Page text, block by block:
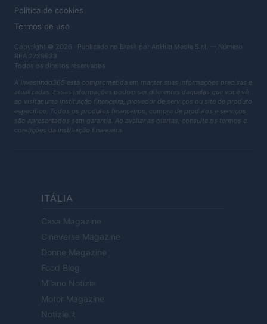
Política de cookies
Termos de uso
Copyright © 2026 · Publicado no Brasil por AdHub Media S.r.l. — Número
REA 2729933
Todos os direitos reservados
A Investindo365 está comprometida em manter suas informações precisas e
atualizadas. Essas informações podem ser diferentes daquelas que você vê
ao visitar uma instituição financeira, provedor de serviços ou site de produto
específico. Todos os produtos financeiros, compra de produtos e serviços
são apresentados sem garantia. Ao avaliar as ofertas, consulte os termos e
condições da instituição financeira.
ITÁLIA
Casa Magazine
Cineverse Magazine
Donne Magazine
Food Blog
Milano Notizie
Motor Magazine
Notizie.it